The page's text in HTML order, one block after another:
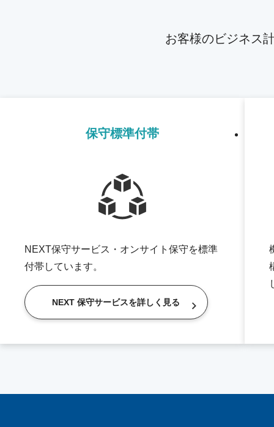
お客様のビジネス
保守標準付帯
NEXT保守サービス・オンサイト保守を標準
付帯しています。
NEXT 保守サービスを詳しく見る